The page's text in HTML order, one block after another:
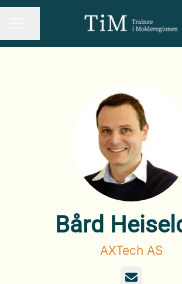
Bård
AXTech AS
E-post